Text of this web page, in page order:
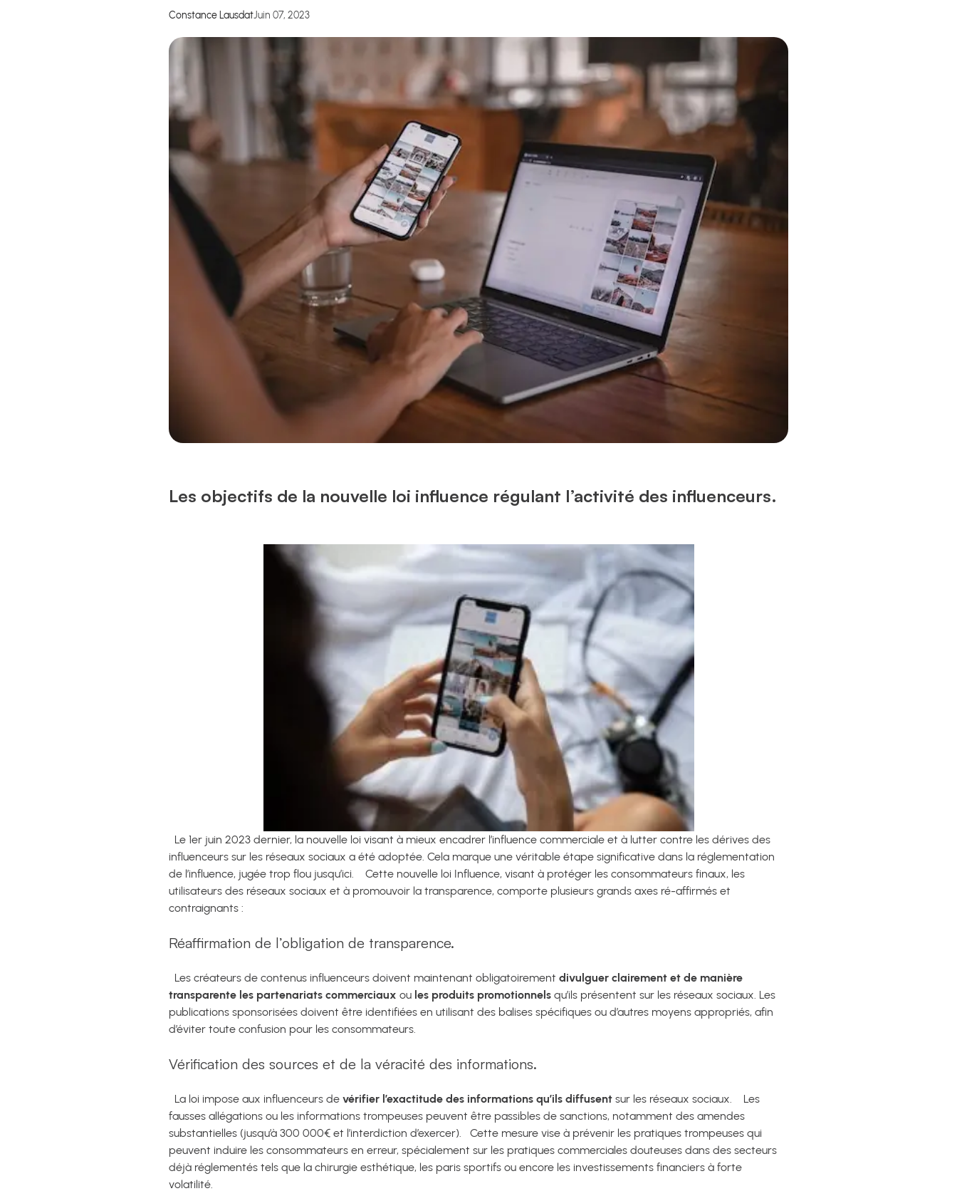
Constance LausdatJuin 07, 2023
Les objectifs de la nouvelle loi influence régulant l’activité des influenceurs.
Le 1er juin 2023 dernier, la nouvelle loi visant à mieux encadrer l’influence commerciale et à lutter contre les dérives des
influenceurs sur les réseaux sociaux a été adoptée. Cela marque une véritable étape significative dans la réglementation
de l’influence, jugée trop flou jusqu’ici.
Cette nouvelle loi Influence, visant à protéger les consommateurs finaux, les
utilisateurs des réseaux sociaux et à promouvoir la transparence, comporte plusieurs grands axes ré-affirmés et
contraignants :
Réaffirmation de l’obligation de transparence.
Les créateurs de contenus influenceurs doivent maintenant obligatoirement divulguer clairement et de manière
transparente les partenariats commerciaux ou les produits promotionnels qu’ils présentent sur les réseaux sociaux. Les
publications sponsorisées doivent être identifiées en utilisant des balises spécifiques ou d’autres moyens appropriés, afin
d’éviter toute confusion pour les consommateurs.
Vérification des sources et de la véracité des informations.
La loi impose aux influenceurs de vérifier l’exactitude des informations qu’ils diffusent sur les réseaux sociaux.
Les
fausses allégations ou les informations trompeuses peuvent être passibles de sanctions, notamment des amendes
substantielles (jusqu’à 300 000€ et l’interdiction d’exercer).
Cette mesure vise à prévenir les pratiques trompeuses qui
peuvent induire les consommateurs en erreur, spécialement sur les pratiques commerciales douteuses dans des secteurs
déjà réglementés tels que la chirurgie esthétique, les paris sportifs ou encore les investissements financiers à forte
volatilité.